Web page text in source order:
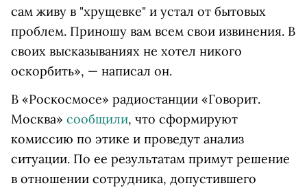
сам живу в "хрущевке" и устал от бытовых
проблем. Приношу вам всем свои извинения. В
своих высказываниях не хотел никого
оскорбить», — написал он.
В «Роскосмосе» радиостанции «Говорит.
Москва» сообщили, что сформируют
комиссию по этике и проведут анализ
ситуации. По ее результатам примут решение
в отношении сотрудника, допустившего